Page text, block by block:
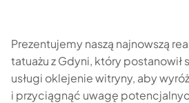
Prezentujemy naszą najnowszą
tatuażu z Gdyni, który postanowił
usługi oklejenie witryny, aby
i przyciągnąć uwagę